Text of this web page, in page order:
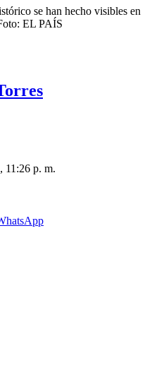
se han hecho visibles en
EL PAÍS
11:26 p. m.